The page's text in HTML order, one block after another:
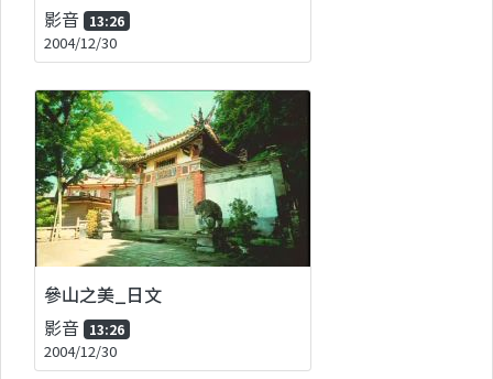
影音 13:26
2004/12/30
參山之美_日文
影音 13:26
2004/12/30